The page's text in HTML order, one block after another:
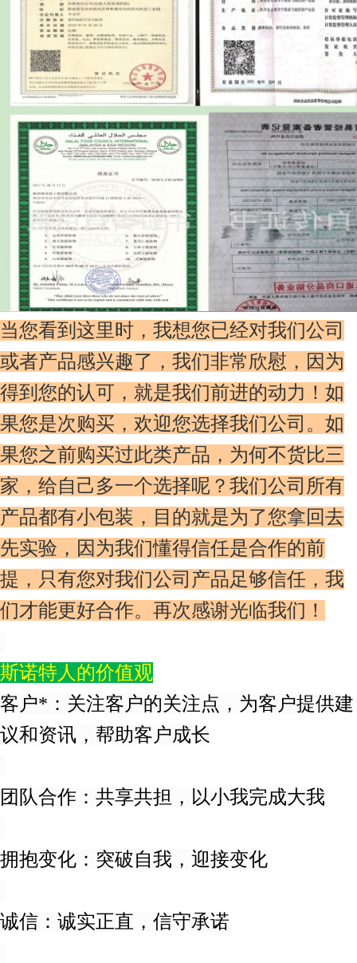
当您看到这里时，我想您已经对我们公司
或者产品感兴趣了，我们非常欣慰，因为
得到您的认可，就是我们前进的动力！如
果您是次购买，欢迎您选择我们公司。如
果您之前购买过此类产品，为何不货比三
家，给自己多一个选择呢？我们公司所有
产品都有小包装，目的就是为了您拿回去
先实验，因为我们懂得信任是合作的前
提，只有您对我们公司产品足够信任，我
们才能更好合作。再次感谢光临我们！
斯诺特人的价值观
客户*：关注客户的关注点，为客户提供建
议和资讯，帮助客户成长
团队合作：共享共担，以小我完成大我
拥抱变化：突破自我，迎接变化
诚信：诚实正直，信守承诺